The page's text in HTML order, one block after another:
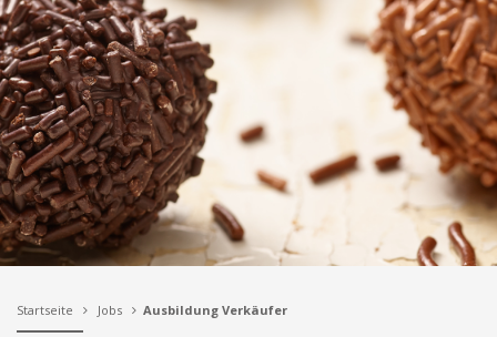
Startseite Jobs Ausbildung Verkäufer